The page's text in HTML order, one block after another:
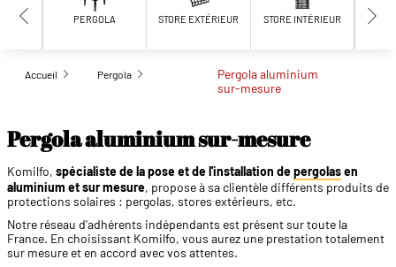
PERGOLA STORE EXTÉRIEUR STORE INTÉRIEUR
Accueil Pergola
Pergola aluminium
sur-mesure
Pergola aluminium sur-mesure
Komilfo, spécialiste de la pose et de l'installation depergolasen
aluminium et sur mesure, propose à sa clientèle différents produits de
protections solaires : pergolas, stores extérieurs, etc.
Notre réseau d'adhérents indépendants est présent sur toute la
France. En choisissant Komilfo, vous aurez une prestation totalement
sur mesure et en accord avec vos attentes.